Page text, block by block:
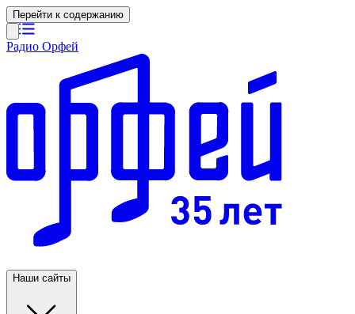
Перейти к содержанию
Радио Орфей
Наши сайты